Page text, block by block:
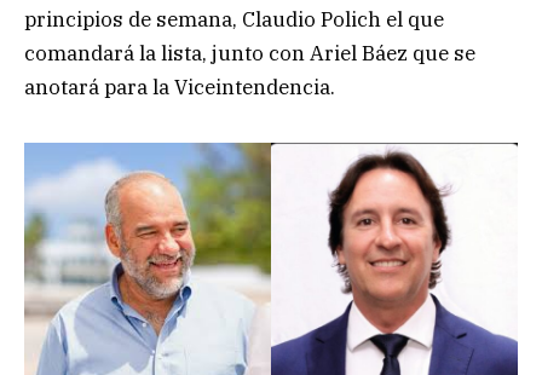
principios de semana, Claudio Polich el que
comandará la lista, junto con Ariel Báez que se
anotará para la Viceintendencia.